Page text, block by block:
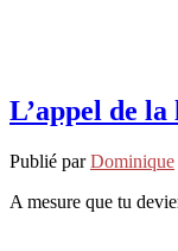
L’appel de
Publié parDominique
A mesure que tu